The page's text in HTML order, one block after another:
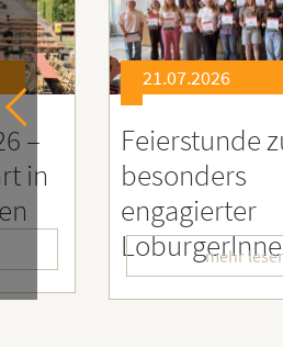
21.07.2026
Feierstunde zu
besonders
engagierter
LoburgerInnen
mehr lesen